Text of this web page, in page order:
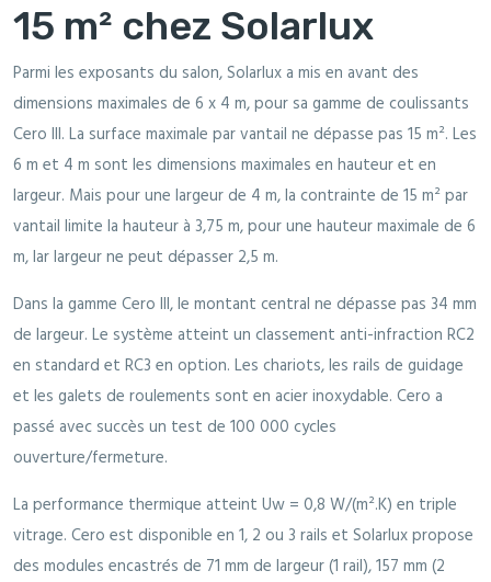
15 m² chez Solarlux
Parmi les exposants du salon, Solarlux a mis en avant des
dimensions maximales de 6 x 4 m, pour sa gamme de coulissants
Cero III. La surface maximale par vantail ne dépasse pas 15 m². Les
6 m et 4 m sont les dimensions maximales en hauteur et en
largeur. Mais pour une largeur de 4 m, la contrainte de 15 m² par
vantail limite la hauteur à 3,75 m, pour une hauteur maximale de 6
m, lar largeur ne peut dépasser 2,5 m.
Dans la gamme Cero III, le montant central ne dépasse pas 34 mm
de largeur. Le système atteint un classement anti-infraction RC2
en standard et RC3 en option. Les chariots, les rails de guidage
et les galets de roulements sont en acier inoxydable. Cero a
passé avec succès un test de 100 000 cycles
ouverture/fermeture.
La performance thermique atteint Uw = 0,8 W/(m².K) en triple
vitrage. Cero est disponible en 1, 2 ou 3 rails et Solarlux propose
des modules encastrés de 71 mm de largeur (1 rail), 157 mm (2